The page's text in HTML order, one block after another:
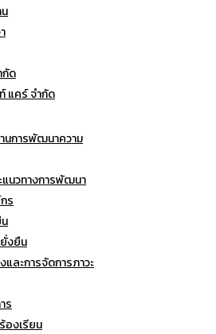
กัด
แคร์ จำกัด
นการพัฒนาความ
แนวทางการพัฒนา
ร
งยืน
ละการจัดการภาวะ
ร
องเรียน